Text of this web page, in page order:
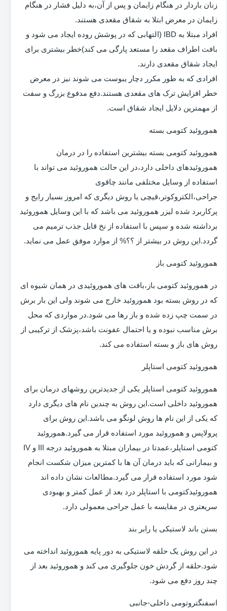
زنان باردار در هنگام زایمان و پس از آن،به دلیل فشار در هنگام
زایمان در معرض ابتلا به شقاق مقعدی هستند.
افراد مبتلا به IBD (التهابی که در پوشش روده ایجاد می شود و
بافت اطراف مقعد را مستعد پارگی می کند)خطر بیشتری برای
ایجاد شقاق مقعدی دارند.
افرادی که به طور مکرر دچار یبوست می شوند نیز در معرض
خطر افزایش ترک های مقعدی هستند.دفع مدفوع بزرگ و سفت
از مهمترین دلایل ایجاد شقاق است.
هموروئید کتومی بسته
هموروئید کتومی بسته بیشترین استفاده را در درمان
هموروئیدهای داخلی دارد،در این حالت هموروئید می تواند با
استفاده از وسایل مختلفی مانند چاقوی
جراحی،الکتروکوتر،قیچی یا روش دیگری که امروز بسیار رایج و
پرکاربرد شده لیزر هموروئید می باشد که با این وسایل هموروئید
برداشته شده و سپس با استفاده از نخ قابل جذب ترمیم می
گردد.این روش در بیشتر از ؟؟% از موارد موفق عمل می نماید.
هموروئید کتومی باز
در هموروئید کتومی باز،بافت های هموروئیدی در همان شیوه ای
که در روش بسته بود هموروئید خارج می شوند ولی این بار برش
در سمت چپ زده شده و باز رها می شود.در مواردی که محل
برش مناسب نبوده و یا احتمال عفونت باشد،پزشک از ترکیبی از
روش های باز و بسته استفاده می کند.
هموروئید کتومی استاپلر
هموروئید کتومی استاپلر یکی از جدیدترین روشهای درمان برای
هموروئید داخلی است.این روش به چندین نام های دیگری دارد
که یکی از این نام ها روش لونگو می باشد.این روش برای
پرولاپس و هموروئید مورد استفاده قرار می گیرد.هموروئید
کتومی استاپلر،عمدتا در بیماران مبتلا به هموروئید درجه III و IV
و بیمارانی که باید درمان آن ها با کمترین میزان شکست انجام
شود مورد استفاده قرار می گیرد.مطالعات نشان داده اند
هموروئیدکتومی با استاپلر درد بعد از عمل کمتر و بهبودی
سریعتری در مقایسه با عمل جراحی معمولی دارد.
بستن باند لاستیکی یا رابر بند
در این روش یک حلقه لاستیکی به دور پایه هموروئید انداخته می
شود.حلقه از گردش خون جلوگیری می کند و هموروئید بعد از
چند روز دفع می شود.
اسفنگتروتومی داخلی-جانبی